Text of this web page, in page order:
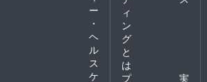
ー
・
ヘ
ル
ス
ケ
ィ
ン
グ
と
は
プ
実